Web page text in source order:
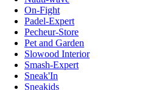
On-Fight
Padel-Expert
Pecheur-Store
Pet and Garden
Slowood Interior
Smash-Expert
Sneak'In
Sneakids